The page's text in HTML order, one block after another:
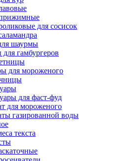
для сосисок
шаурмы
гамбургеров
для мороженого
для фаст-фуд
для мороженого
газированной воды
текста